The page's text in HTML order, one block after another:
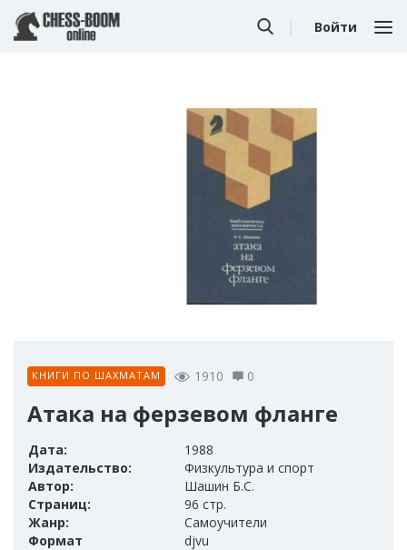
Войти
КНИГИ ПО ШАХМАТАМ 1910 0
Атака на ферзевом фланге
Дата:
1988
Издательство:
Физкультура и спорт
Автор:
Шашин Б.С.
Страниц:
96 стр.
Жанр:
Самоучители
Формат
djvu